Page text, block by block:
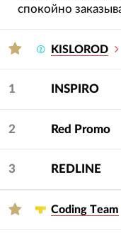
спокойно
KISLOROD
1 INSPIRO
2 Red Promo
3 REDLINE
Сoding Тeam